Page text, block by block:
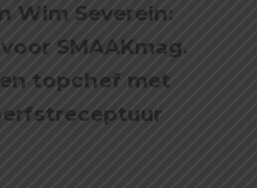
Wim Severein:
SMAAKmag.
topchef met